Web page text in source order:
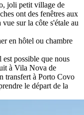
joli petit village de
ont des fenêtres aux
sur la côte s'étale au
en hôtel ou chambre
possible que nous
à Vila Nova de
transfert à Porto Covo
le départ de la